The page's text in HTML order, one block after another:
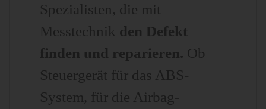
Spezialisten, die mit
Messtechnik den Defekt
finden und reparieren. Ob
Steuergerät für das ABS-
System, für die Airbag-